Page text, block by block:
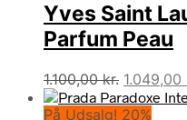
Yves Saint
Parfum Peau
1.100,00kr. Den
pris
1.049,00
På Udsalg! 20%